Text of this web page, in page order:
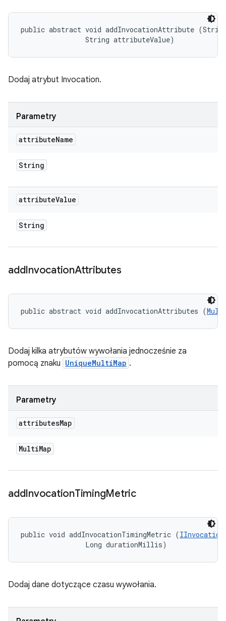
public abstract void addInvocationAttribute
                String attributeValue)
Dodaj atrybut Invocation.
Parametry
attributeName
String
attributeValue
String
addInvocationAttributes
public abstract void addInvocationAttributes (
Dodaj kilka atrybutów wywołania jednocześnie za
pomocą znaku UniqueMultiMap .
Parametry
attributesMap
MultiMap
addInvocationTimingMetric
public void addInvocationTimingMetric (
                Long durationMillis)
Dodaj dane dotyczące czasu wywołania.